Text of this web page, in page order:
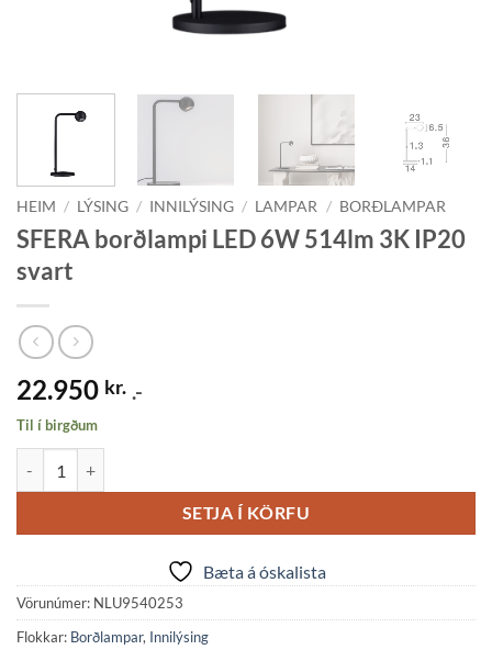
HEIM / LÝSING / INNILÝSING / LAMPAR / BORÐLAMPAR
SFERA borðlampi LED 6W 514lm 3K IP20
svart
22.950 kr. .-
Til í birgðum
SETJA Í KÖRFU
Bæta á óskalista
Vörunúmer: NLU9540253
Flokkar: Borðlampar, Innilýsing